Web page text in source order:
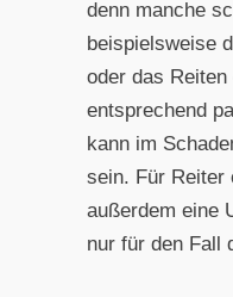
denn manche
beispielsweise
oder das
entsprechend
kann im
sein. Für Reiter
außerdem eine
nur für den Fall